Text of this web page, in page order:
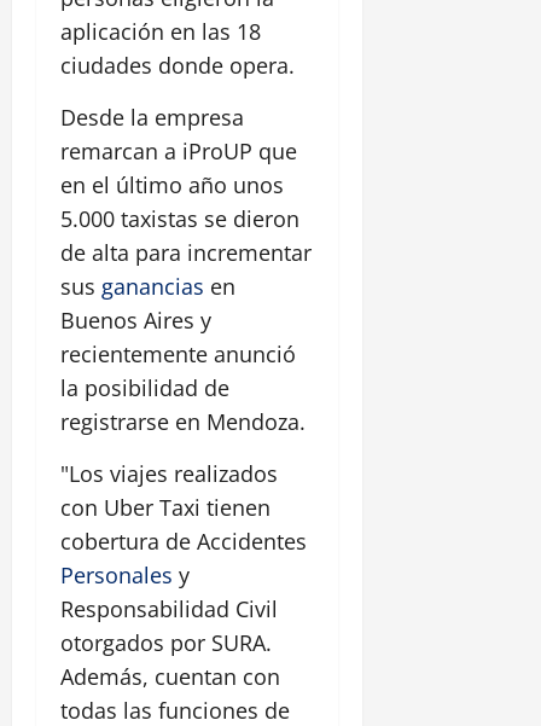
aplicación en las 18
ciudades donde opera.
Desde la empresa
remarcan a iProUP que
en el último año unos
5.000 taxistas se dieron
de alta para incrementar
sus ganancias en
Buenos Aires y
recientemente anunció
la posibilidad de
registrarse en Mendoza.
"Los viajes realizados
con Uber Taxi tienen
cobertura de Accidentes
Personales y
Responsabilidad Civil
otorgados por SURA.
Además, cuentan con
todas las funciones de